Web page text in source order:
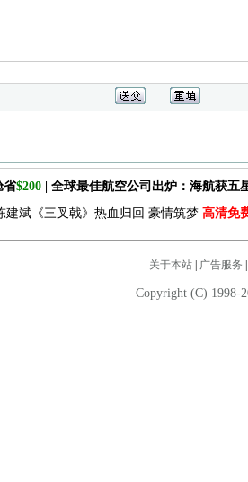
省$200 | 全球最佳航空公司出炉：海航获五
建斌《三叉戟》热血归回 豪情筑梦 高清免
关于本站| 广告服务
Copyright (C) 1998-